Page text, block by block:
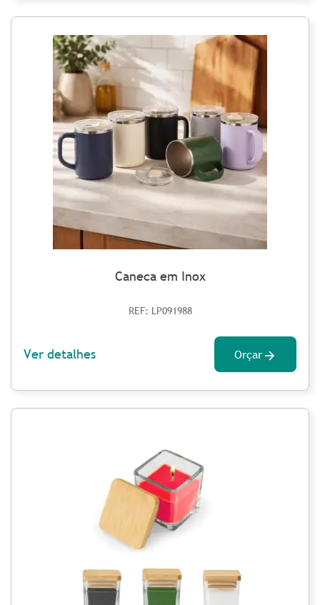
Caneca em Inox
REF: LP091988
Ver detalhes Orçar